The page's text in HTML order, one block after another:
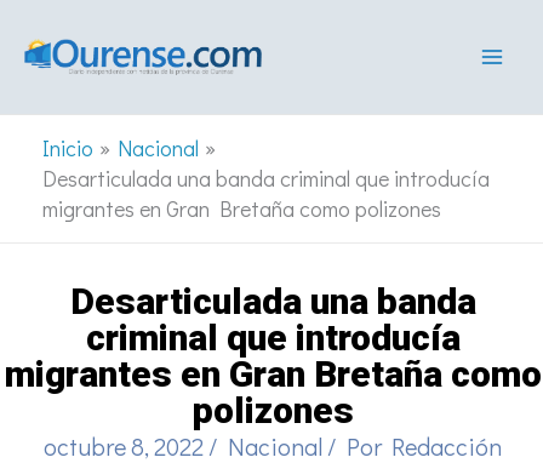
Inicio
Nacional
Desarticulada una banda criminal que introducía
migrantes en Gran Bretaña como polizones
Desarticulada una banda
criminal que introducía
migrantes en Gran Bretaña como
polizones
octubre 8, 2022 / Nacional / Por Redacción